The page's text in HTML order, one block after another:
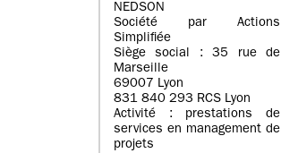
NEDSON
Société par Actions
Simplifiée
Siège social : 35 rue de
Marseille
69007 Lyon
831 840 293 RCS Lyon
Activité : prestations de
services en management de
projets